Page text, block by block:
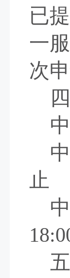
已
一
次申
止
18